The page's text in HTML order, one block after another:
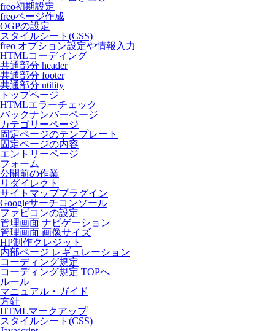
freo初期設定
freoページ作成
OGPの設定
スタイルシート(CSS)
freo オプション設定や情報入力
HTMLコーディング
共通部分 header
共通部分 footer
共通部分 utility
トップページ
HTMLエラーチェック
バックナンバーページ
カテゴリーページ
固定ページのテンプレート
固定ページの内容
エントリーページ
フォーム
公開前の作業
リダイレクト
サイトマッププラグイン
Googleサーチコンソール
ファビコンの設定
管理画面 ナビゲーション
管理画面 画像サイズ
HP制作クレジット
内部ページ レギュレーション
コーディング規定
コーディング規定 TOPへ
ルール
マニュアル・ガイド
方針
HTMLマークアップ
スタイルシート(CSS)